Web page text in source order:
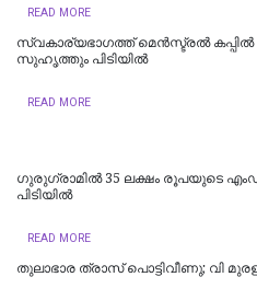
READ MORE
സ്വകാര്യഭാഗത്ത് മെൻസ്ട്രൽ കപ്പിൽ
സുഹൃത്തും പിടിയിൽ
READ MORE
ഗുരുഗ്രാമിൽ 35 ലക്ഷം രൂപയുടെ
പിടിയില്‍
READ MORE
തുലാഭാര ത്രാസ് പൊട്ടിവീണു; വി